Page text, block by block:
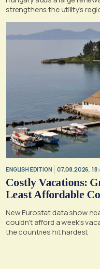
strengthens the utility's
ENGLISH EDITION 07.08.2026,
Costly Vacations:
Least Affordable
New Eurostat data show
couldn't afford a week's
the countries hit hardest